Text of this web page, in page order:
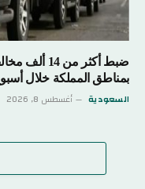
ضبط أكثر
بمناطق المملكة خلال
السعودية أغسطس 8, 2026